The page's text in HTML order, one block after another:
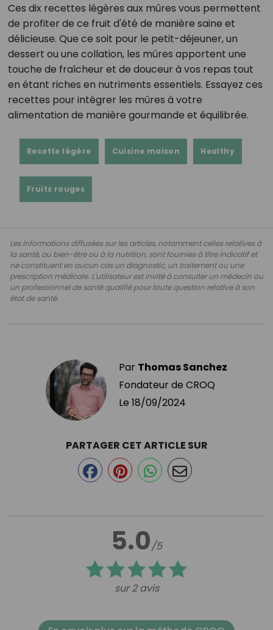
Ces dix recettes légères aux mûres vous permettent
de profiter de ce fruit d'été de manière saine et
délicieuse. Que ce soit pour le petit-déjeuner, un
dessert ou une collation, les mûres apportent une
touche de fraîcheur et de douceur à vos repas tout
en étant riches en nutriments essentiels. Essayez ces
recettes pour intégrer les mûres à votre
alimentation de manière gourmande et équilibrée.
Recette légère Cuisine maison Healthy
Fruits rouges
Les informations diffusées sur les articles, notamment celles relatives à
la santé, au bien-être ou à la nutrition, sont fournies à titre indicatif et
ne constituent en aucun cas un diagnostic, un traitement ou une
prescription médicale. L'utilisateur est invité à consulter un médecin ou
un professionnel de santé qualifié pour toute question relative à son
état de santé.
Par Thomas Sanchez
Fondateur de CROQ
Le 18/09/2024
5.0/5
sur 2 avis
PARTAGER CET ARTICLE SUR